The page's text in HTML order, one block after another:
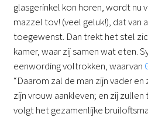
glasgerinkel kon horen, wordt nu
mazzel tov! (veel geluk!), dat van
toegewenst. Dan trekt het stel
kamer, waar zij samen wat eten.
eenwording voltrokken, waarvan
“Daarom zal de man zijn vader
zijn vrouw aankleven; en zij
volgt het gezamenlijke